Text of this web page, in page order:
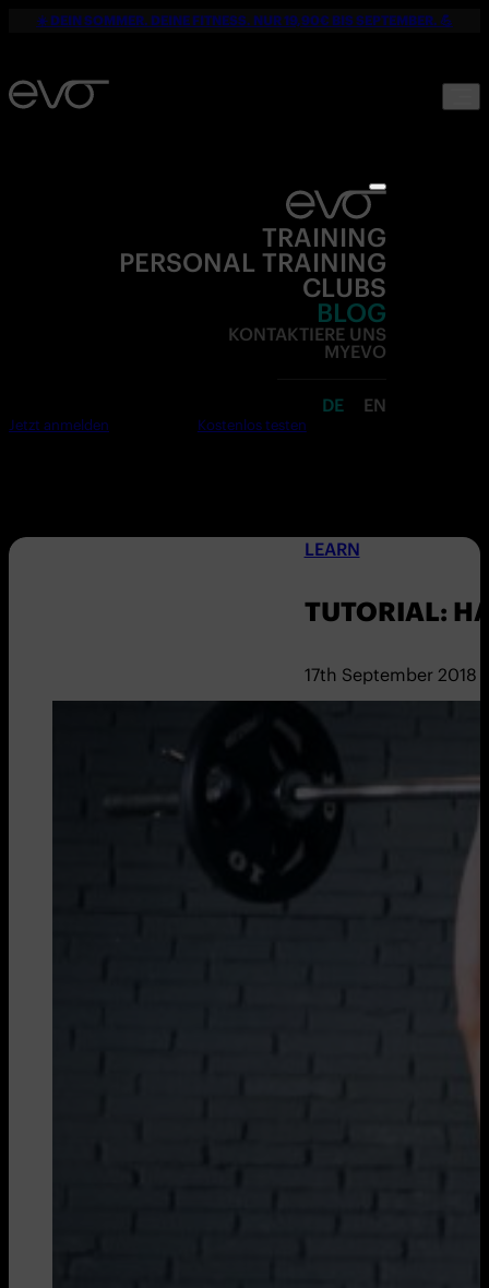
☀️ DEIN SOMMER. DEINE FITNESS. NUR 19,90€ BIS SEPTEMBER. 💪
TRAINING
PERSONAL TRAINING
CLUBS
BLOG
KONTAKTIERE UNS
MYEVO
DE EN
Jetzt anmelden Kostenlos testen
LEARN
TUTORIAL:
17th September 2018